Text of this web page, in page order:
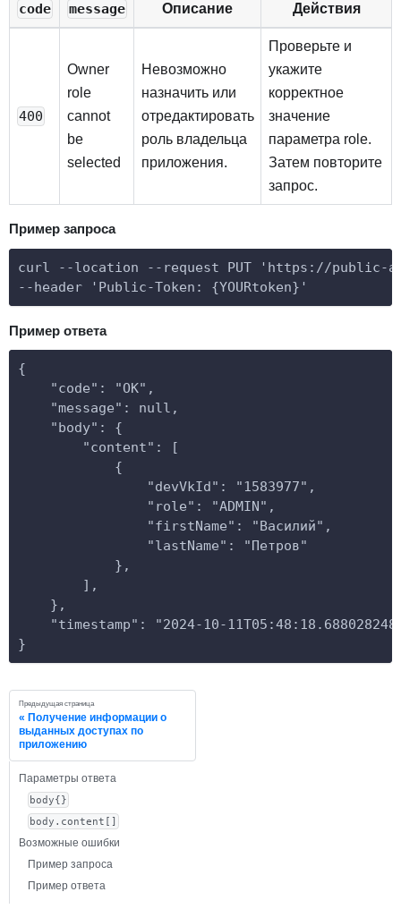
code message Описание Действия
400
Owner
role
cannot
be
selected
Невозможно
назначить или
отредактировать
роль владельца
приложения.
Проверьте и
укажите
корректное
значение
параметра role.
Затем повторите
запрос.
Пример запроса
curl --location --request PUT 'https://public-
--header 'Public-Token: {YOURtoken}'
Пример ответа
{
    "code": "OK",
    "message": null,
    "body": {
        "content": [
            {
                "devVkId": "1583977",
                "role": "ADMIN",
                "firstName": "Василий",
                "lastName": "Петров"
            },
        ],
    },
"timestamp": "2024-10-
}
Предыдущая страница
Получение информации о
выданных доступах по
приложению
Параметры ответа
body{}
body.content[]
Возможные ошибки
Пример запроса
Пример ответа